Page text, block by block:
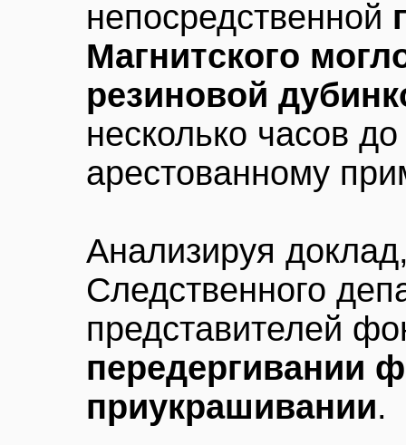
непосредственной
Магнитского
резиновой
несколько часов
арестованному
Анализируя
Следственного
представителей
передергивании
приукрашивании.